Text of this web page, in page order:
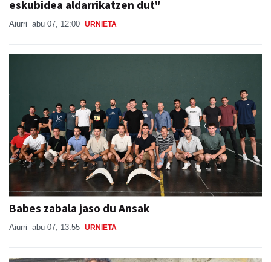
eskubidea aldarrikatzen dut"
Aiurri abu 07, 12:00 URNIETA
Babes zabala jaso du Ansak
Aiurri abu 07, 13:55 URNIETA